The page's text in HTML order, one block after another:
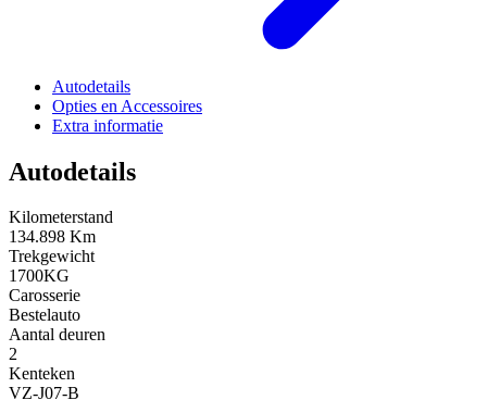
Autodetails
Opties en Accessoires
Extra informatie
Autodetails
Kilometerstand
134.898 Km
Trekgewicht
1700KG
Carosserie
Bestelauto
Aantal deuren
2
Kenteken
VZ-J07-B